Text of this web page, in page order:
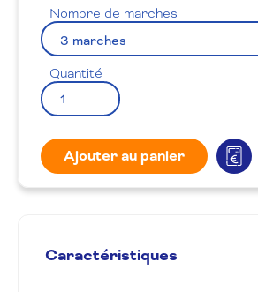
Nombre de marches
Quantité
Ajouter au panier
Caractéristiques